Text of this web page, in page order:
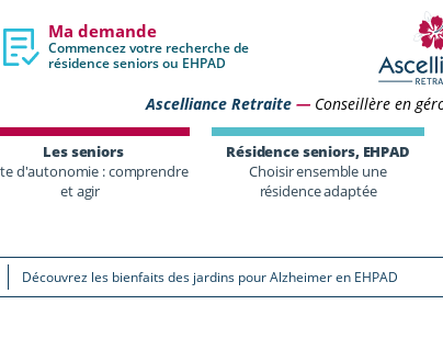
Ma demande
Commencez votre recherche de
résidence seniors ou EHPAD
Ascelliance Retraite — Conseillère en
Les seniors
d'autonomie : comprendre
et agir
Résidence seniors, EHPAD
Choisir ensemble une
résidence adaptée
Découvrez les bienfaits des jardins pour Alzheimer en EHPAD